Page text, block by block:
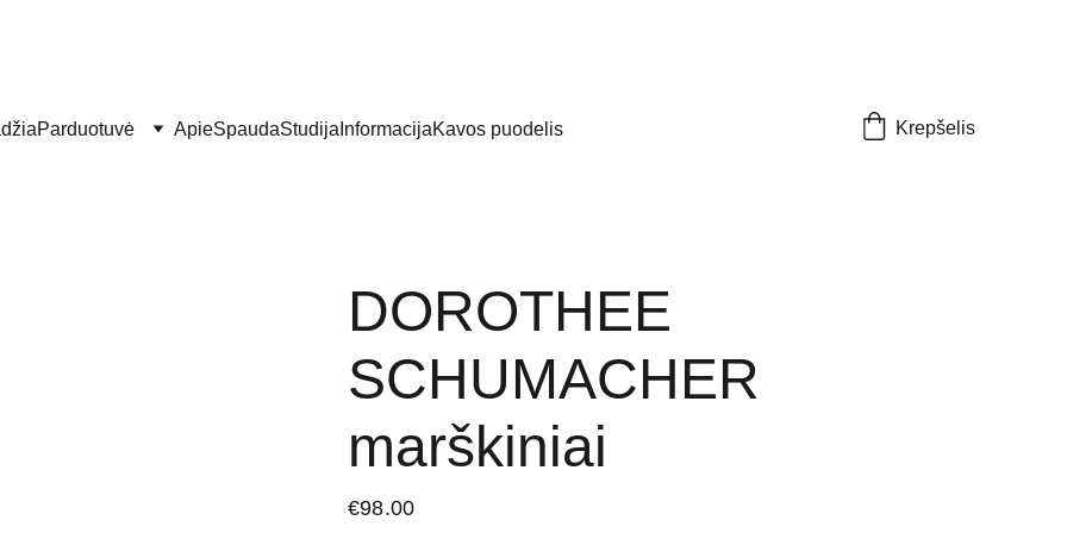
Parduotuvė ApieSpaudaStudija InformacijaKavos puodelis Krepšelis
DOROTHEE
SCHUMACHER
marškiniai
€98.00